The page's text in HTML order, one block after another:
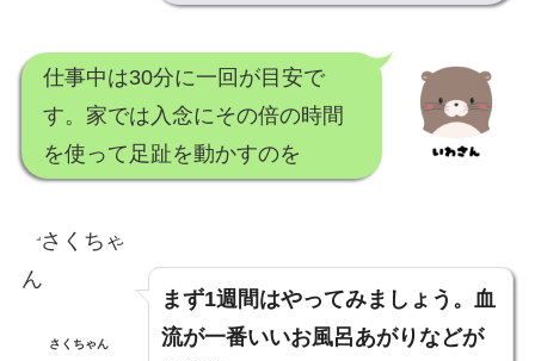
仕事中は30分に一回が目安で
す。家では入念にその倍の時間
を使って足趾を動かすのを
さくちゃん
まず1週間はやってみましょう。血
流が一番いいお風呂あがりなどが